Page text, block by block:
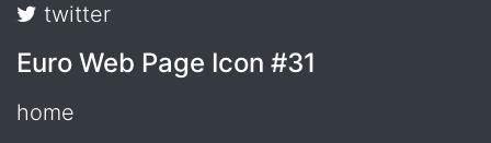
twitter
Euro Web Page Icon #31
home